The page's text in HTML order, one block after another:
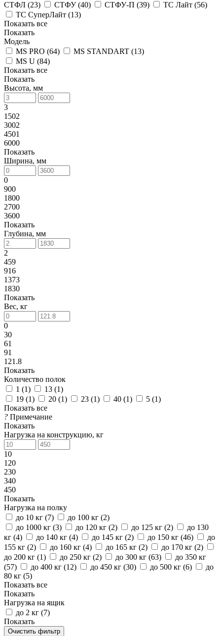
СТФЛ (23) СТФУ (40) СТФУ-П (39) ТС Лайт (56)
ТС СуперЛайт (13)
Показать все
Показать
Модель
MS PRO (64) MS STANDART (13)
MS U (84)
Показать все
Показать
Высота, мм
3
1502
3002
4501
6000
Показать
Ширина, мм
0
900
1800
2700
3600
Показать
Глубина, мм
2
459
916
1373
1830
Показать
Вес, кг
0
30
61
91
121.8
Показать
Количество полок
1 (1) 13 (1)
19 (1) 20 (1) 23 (1) 40 (1) 5 (1)
Показать все
? Примечание
Показать
Нагрузка на конструкцию, кг
10
120
230
340
450
Показать
Нагрузка на полку
до 10 кг (7) до 100 кг (2)
до 1000 кг (3) до 120 кг (2) до 125 кг (2)
до 130
кг (4) до 140 кг (4) до 145 кг (2) до 150 кг (46)
до
155 кг (2) до 160 кг (4) до 165 кг (2) до 170 кг (2)
до 200 кг (1) до 250 кг (2) до 300 кг (63)
до 350 кг
(57) до 400 кг (12) до 450 кг (30) до 500 кг (6)
до
80 кг (5)
Показать все
Показать
Нагрузка на ящик
до 2 кг (7)
Показать
Очистить фильтр